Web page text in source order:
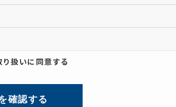
扱いに同意する
確認する